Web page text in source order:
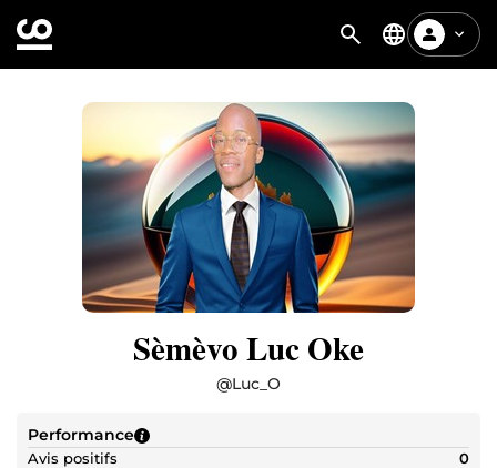
Sèmèvo Luc Oke
@Luc_O
Performance
Avis positifs
0